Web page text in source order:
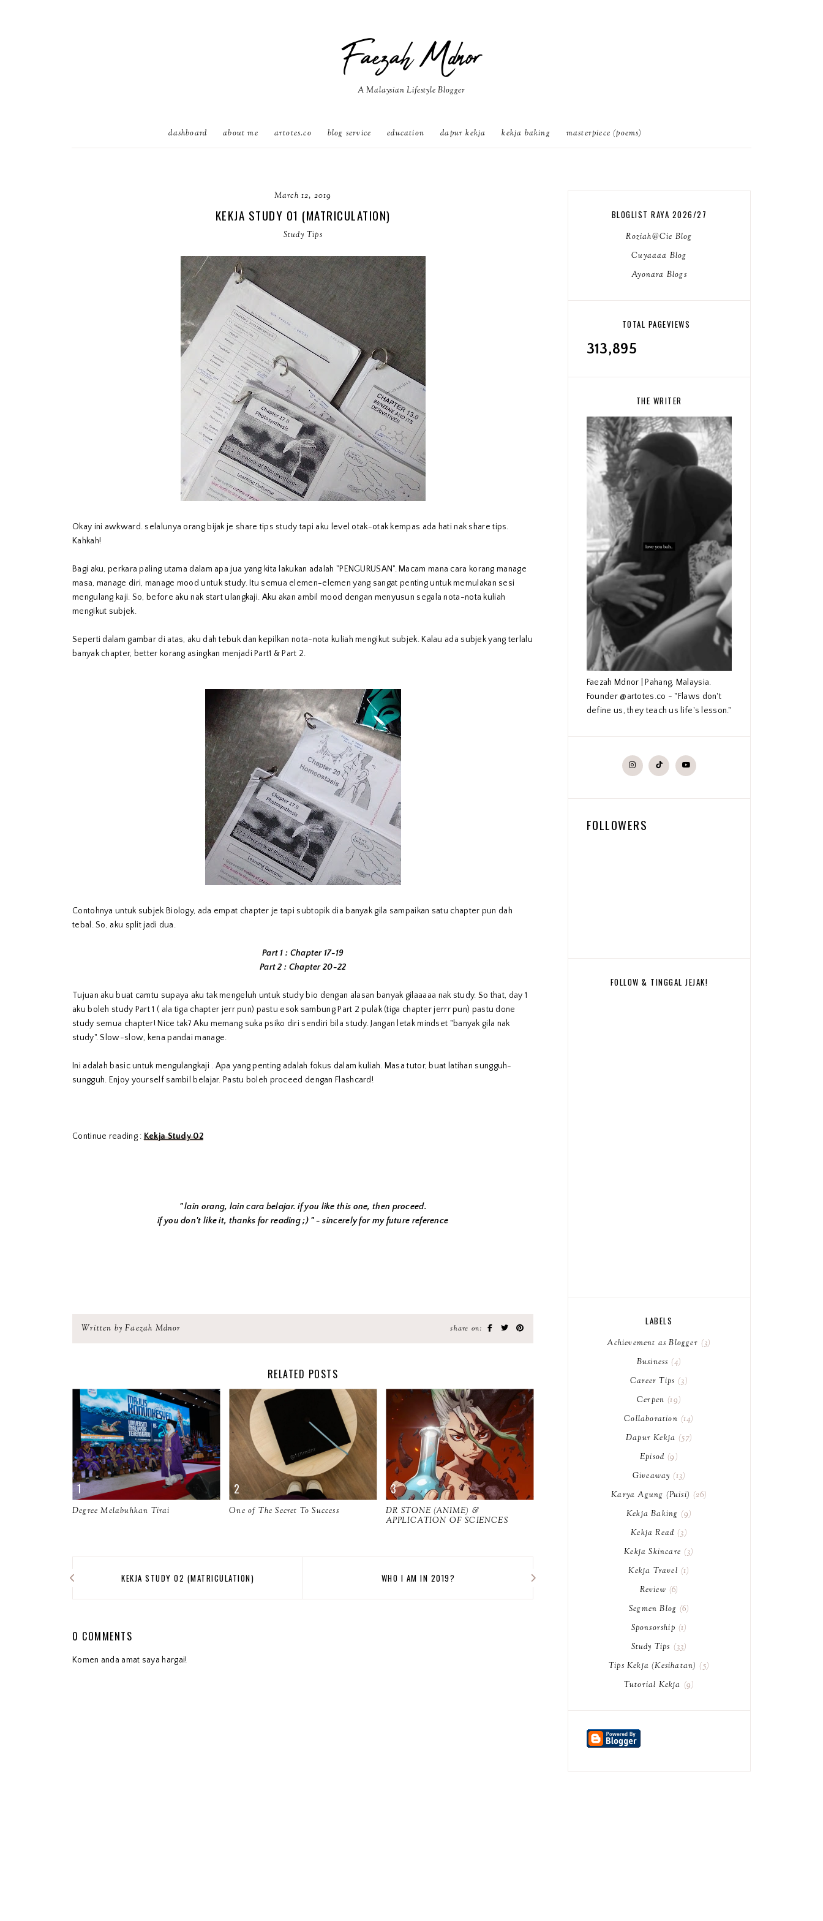
Faezah Mdnor
A Malaysian Lifestyle Blogger
dashboard about me artotes.co blog service education dapur kekja kekja baking masterpiece (poems)
March 12, 2019
KEKJA STUDY 01 (MATRICULATION)
Study Tips
Okay ini awkward. selalunya orang bijak je share tips study tapi aku level otak-otak kempas ada hati nak share tips.
Kahkah!
Bagi aku, perkara paling utama dalam apa jua yang kita lakukan adalah "PENGURUSAN". Macam mana cara korang manage
masa, manage diri, manage mood untuk study. Itu semua elemen-elemen yang sangat penting untuk memulakan sesi
mengulang kaji. So, before aku nak start ulangkaji. Aku akan ambil mood dengan menyusun segala nota-nota kuliah
mengikut subjek.
Seperti dalam gambar di atas, aku dah tebuk dan kepilkan nota-nota kuliah mengikut subjek. Kalau ada subjek yang terlalu
banyak chapter, better korang asingkan menjadi Part1 & Part 2.
Contohnya untuk subjek Biology, ada empat chapter je tapi subtopik dia banyak gila sampaikan satu chapter pun dah
tebal. So, aku split jadi dua.
Part 1 : Chapter 17-19
Part 2 : Chapter 20-22
Tujuan aku buat camtu supaya aku tak mengeluh untuk study bio dengan alasan banyak gilaaaaa nak study. So that, day 1
aku boleh study Part 1 ( ala tiga chapter jerr pun) pastu esok sambung Part 2 pulak (tiga chapter jerrr pun) pastu done
study semua chapter! Nice tak? Aku memang suka psiko diri sendiri bila study. Jangan letak mindset "banyak gila nak
study". Slow-slow, kena pandai manage.
Ini adalah basic untuk mengulangkaji . Apa yang penting adalah fokus dalam kuliah. Masa tutor, buat latihan sungguh-
sungguh. Enjoy yourself sambil belajar. Pastu boleh proceed dengan Flashcard!
Continue reading : Kekja Study 02
" lain orang, lain cara belajar. if you like this one, then proceed.
if you don't like it, thanks for reading ;) " - sincerely for my future reference
Written by Faezah Mdnor share on:
RELATED POSTS
Degree Melabuhkan Tirai One of The Secret To Success
DR STONE (ANIME) &
APPLICATION OF SCIENCES
KEKJA STUDY 02 (MATRICULATION) WHO I AM IN 2019?
0 COMMENTS
Komen anda amat saya hargai!
BLOGLIST RAYA 2026/27
Roziah@Cie Blog
Cuyaaaa Blog
Ayonara Blogs
TOTAL PAGEVIEWS
313,895
THE WRITER
Faezah Mdnor | Pahang, Malaysia.
Founder @artotes.co - "Flaws don't
define us, they teach us life's lesson."
FOLLOWERS
FOLLOW & TINGGAL JEJAK!
LABELS
Achievement as Blogger
3
Business 4
Career Tips
3
Cerpen 19
Collaboration 14
Dapur Kekja
57
Episod 9
Giveaway 13
Karya Agung (Puisi)
26
Kekja Baking 9
Kekja Read
3
Kekja Skincare
3
Kekja Travel 1
Review 6
Segmen Blog 6
Sponsorship 1
Study Tips
33
Tips Kekja (Kesihatan)
5
Tutorial Kekja 9